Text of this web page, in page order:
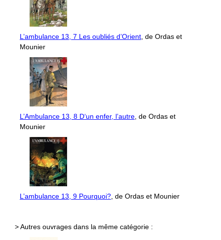
L’ambulance 13, 7 Les oubliés d’Orient , de Ordas et
Mounier
L’Ambulance 13, 8 D‘un enfer, l’autre , de Ordas et
Mounier
L’ambulance 13, 9 Pourquoi? , de Ordas et Mounier
> Autres ouvrages dans la même catégorie :